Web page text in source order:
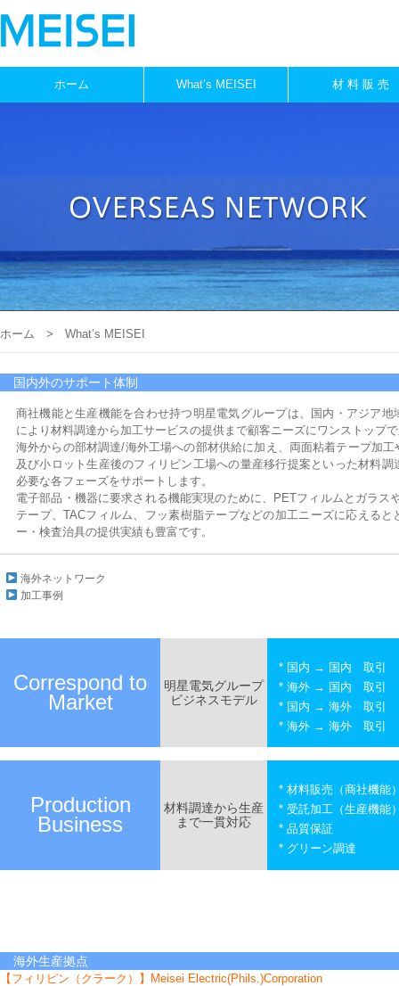
ホーム What’s MEISEI 材 料 販 売
ホーム > What’s MEISEI
国内外のサポート体制
商社機能と生産機能を合わせ持つ明星電気グループは、国内・アジア
により材料調達から加工サービスの提供まで顧客ニーズにワンストップ
海外からの部材調達/海外工場への部材供給に加え、両面粘着テープ加
及び小ロット生産後のフィリピン工場への量産移行提案といった材料
必要な各フェーズをサポートします。
電子部品・機器に要求される機能実現のために、PETフィルムとガラス
テープ、TACフィルム、フッ素樹脂テープなどの加工ニーズに応える
ー・検査治具の提供実績も豊富です。
海外ネットワーク
加工事例
Correspond to
Market
明星電気グループ
ビジネスモデル
* 国内 → 国内 取引
* 海外 → 国内 取引
* 国内 → 海外 取引
* 海外 → 海外 取引
Production
Business
材料調達から生産
まで一貫対応
* 材料販売（商社機能
* 受託加工（生産機能
* 品質保証
* グリーン調達
海外生産拠点
【フィリピン（クラーク）】Meisei Electric(Phils.)Corporation